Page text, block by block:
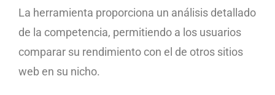
La herramienta proporciona un análisis detallado
de la competencia, permitiendo a los usuarios
comparar su rendimiento con el de otros sitios
web en su nicho.